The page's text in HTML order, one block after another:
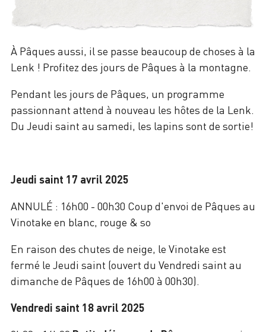
À Pâques aussi, il se passe beaucoup de choses à la
Lenk ! Profitez des jours de Pâques à la montagne.
Pendant les jours de Pâques, un programme
passionnant attend à nouveau les hôtes de la Lenk.
Du Jeudi saint au samedi, les lapins sont de sortie!
Jeudi saint 17 avril 2025
ANNULÉ : 16h00 - 00h30 Coup d'envoi de Pâques au
Vinotake en blanc, rouge & so
En raison des chutes de neige, le Vinotake est
fermé le Jeudi saint (ouvert du Vendredi saint au
dimanche de Pâques de 16h00 à 00h30).
Vendredi saint 18 avril 2025